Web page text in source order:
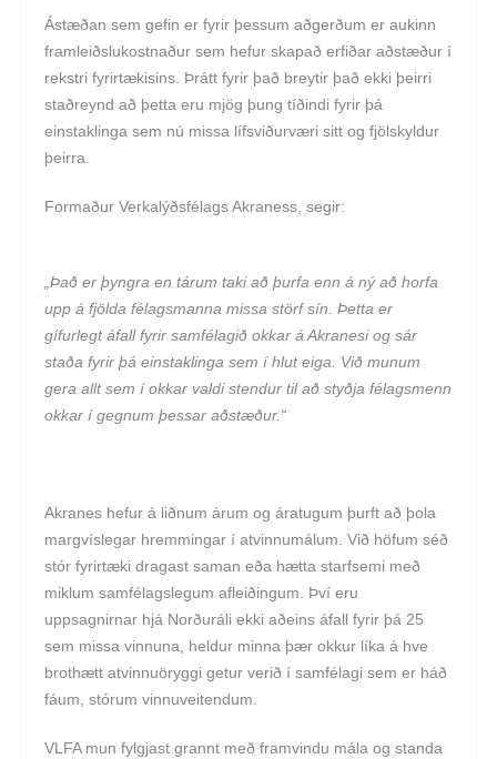
Ástæðan sem gefin er fyrir þessum aðgerðum er aukinn
framleiðslukostnaður sem hefur skapað erfiðar aðstæður í
rekstri fyrirtækisins. Þrátt fyrir það breytir það ekki þeirri
staðreynd að þetta eru mjög þung tíðindi fyrir þá
einstaklinga sem nú missa lífsviðurværi sitt og fjölskyldur
þeirra.
Formaður Verkalýðsfélags Akraness, segir:
„Það er þyngra en tárum taki að þurfa enn á ný að horfa
upp á fjölda félagsmanna missa störf sín. Þetta er
gífurlegt áfall fyrir samfélagið okkar á Akranesi og sár
staða fyrir þá einstaklinga sem í hlut eiga. Við munum
gera allt sem í okkar valdi stendur til að styðja félagsmenn
okkar í gegnum þessar aðstæður.“
Akranes hefur á liðnum árum og áratugum þurft að þola
margvíslegar hremmingar í atvinnumálum. Við höfum séð
stór fyrirtæki dragast saman eða hætta starfsemi með
miklum samfélagslegum afleiðingum. Því eru
uppsagnirnar hjá Norðuráli ekki aðeins áfall fyrir þá 25
sem missa vinnuna, heldur minna þær okkur líka á hve
brothætt atvinnuöryggi getur verið í samfélagi sem er háð
fáum, stórum vinnuveitendum.
VLFA mun fylgjast grannt með framvindu mála og standa